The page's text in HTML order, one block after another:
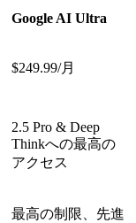
Google AI Ultra
$249.99/月
2.5 Pro & Deep
Thinkへの最高の
アクセス
最高の制限、先進